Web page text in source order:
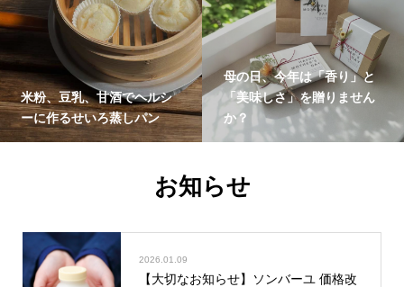
米粉、豆乳、甘酒でヘルシ
ーに作るせいろ蒸しパン
母の日、今年は「香り」と
「美味しさ」を贈りません
か？
お知らせ
2026.01.09
【大切なお知らせ】ソンバーユ 価格改